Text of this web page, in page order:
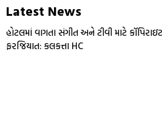
Latest News
હોટલમાં વાગતા સંગીત અને ટીવી માટે
ફરજિયાત: કલકત્તા HC